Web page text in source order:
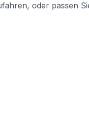
oder passen